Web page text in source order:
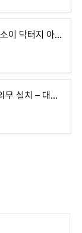
PX 화장품 가격 총정리! 아이소이 닥터지 아비브 아누아
2025 배리어프리 키오스크 의무 설치 – 대상 업종 및 국비 지원금 신청 안내